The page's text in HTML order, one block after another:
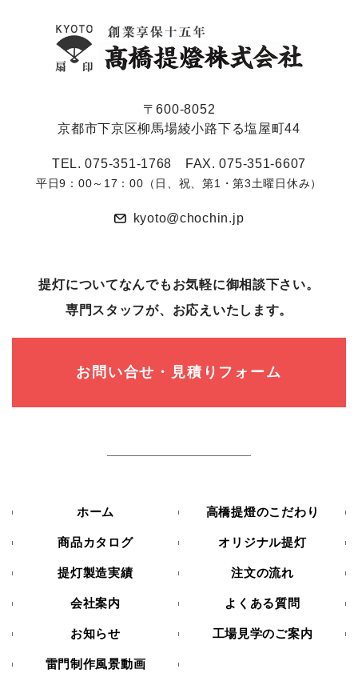
〒600-8052
京都市下京区柳馬場綾小路下る塩屋町44
TEL. 075-351-1768 FAX. 075-351-6607
平日9：00～17：00（日、祝、第1・第3土曜日休み）
kyoto@chochin.jp
提灯についてなんでもお気軽に御相談下さい。
専⾨スタッフが、お応えいたします。
お問い合せ・見積りフォーム
ホーム 高橋提燈のこだわり
商品カタログ オリジナル提灯
提灯製造実績 注文の流れ
会社案内 よくある質問
お知らせ 工場見学のご案内
雷門制作風景動画